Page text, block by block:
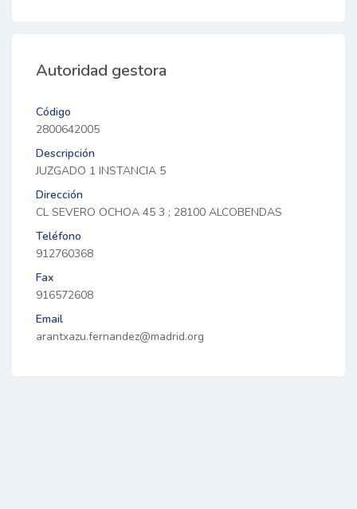
Autoridad gestora
Código
2800642005
Descripción
JUZGADO 1 INSTANCIA 5
Dirección
CL SEVERO OCHOA 45 3 ; 28100 ALCOBENDAS
Teléfono
912760368
Fax
916572608
Email
arantxazu.fernandez@madrid.org